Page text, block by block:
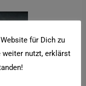
für Dich zu
weiter nutzt, erklärst